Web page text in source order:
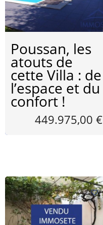
Poussan, les
atouts de
cette Villa : de
l’espace et du
confort !
449.975,00 €